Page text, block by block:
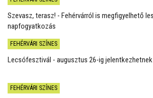
Szevasz, terasz! - Fehérvárról is megfigyelhető
napfogyatkozás
FEHÉRVÁRI SZÍNES
Lecsófesztivál - augusztus 26-ig
FEHÉRVÁRI SZÍNES